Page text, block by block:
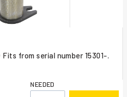
Fits from serial number 15301-.
NEEDED